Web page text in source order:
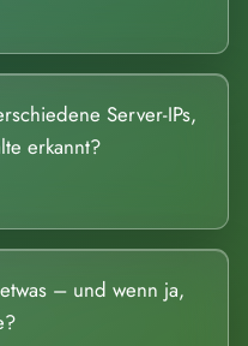
Server-IPs,
erkannt?
– und wenn ja,